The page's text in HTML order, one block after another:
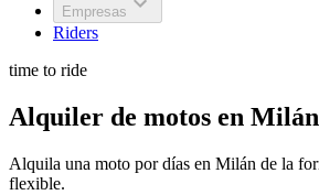
Empresas
Riders
time to ride
Alquiler de motos en Milán
Alquila una moto por días en Milán de la
flexible.